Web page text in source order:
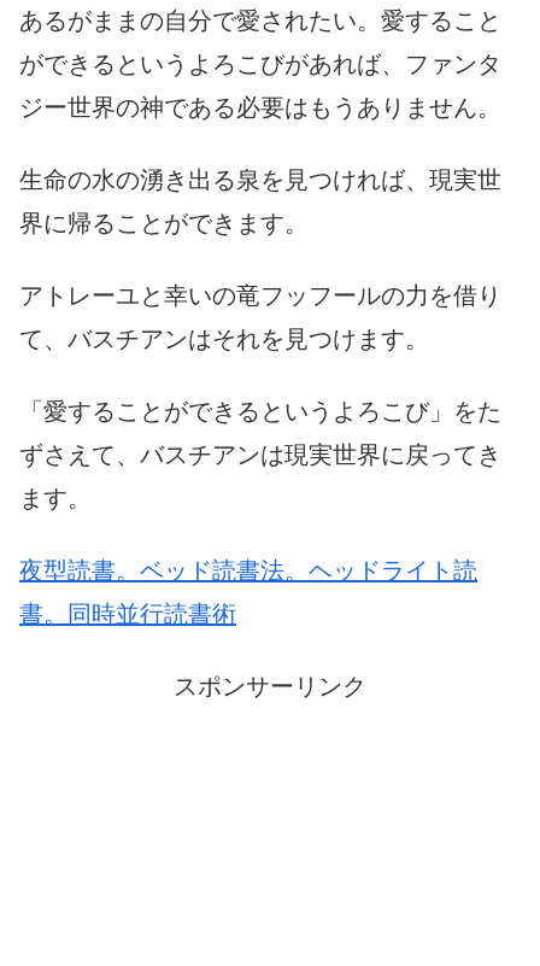
あるがままの自分で愛されたい。愛すること
ができるというよろこびがあれば、ファンタ
ジー世界の神である必要はもうありません。
生命の水の湧き出る泉を見つければ、現実世
界に帰ることができます。
アトレーユと幸いの竜フッフールの力を借り
て、バスチアンはそれを見つけます。
「愛することができるというよろこび」をた
ずさえて、バスチアンは現実世界に戻ってき
ます。
夜型読書。ベッド読書法。ヘッドライト読
書。同時並行読書術
スポンサーリンク